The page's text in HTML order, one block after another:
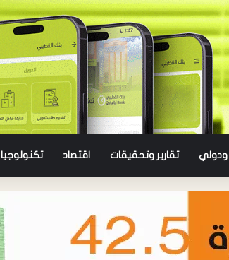
تقارير وتحقيقات اقتصاد تكنولوجيا